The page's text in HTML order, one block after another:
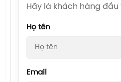
Hãy là khách hàng
Họ tên
Email